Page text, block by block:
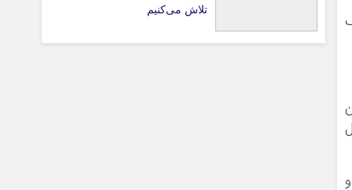
تلاش می‌کنیم